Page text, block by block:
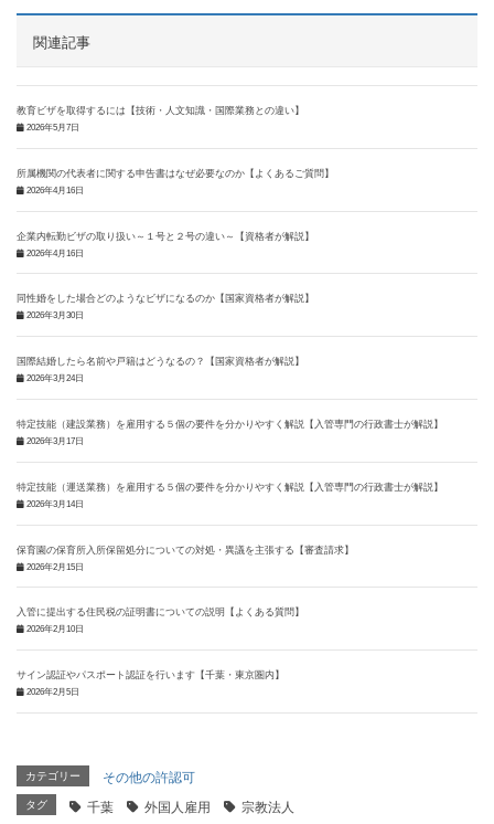
関連記事
教育ビザを取得するには【技術・人文知識・国際業務との違い】
2026年5月7日
所属機関の代表者に関する申告書はなぜ必要なのか【よくあるご質問】
2026年4月16日
企業内転勤ビザの取り扱い～１号と２号の違い～【資格者が解説】
2026年4月16日
同性婚をした場合どのようなビザになるのか【国家資格者が解説】
2026年3月30日
国際結婚したら名前や戸籍はどうなるの？【国家資格者が解説】
2026年3月24日
特定技能（建設業務）を雇用する５個の要件を分かりやすく解説【入管専門の行政書士が解説】
2026年3月17日
特定技能（運送業務）を雇用する５個の要件を分かりやすく解説【入管専門の行政書士が解説】
2026年3月14日
保育園の保育所入所保留処分についての対処・異議を主張する【審査請求】
2026年2月15日
入管に提出する住民税の証明書についての説明【よくある質問】
2026年2月10日
サイン認証やパスポート認証を行います【千葉・東京圏内】
2026年2月5日
カテゴリー その他の許認可
タグ 千葉 外国人雇用 宗教法人